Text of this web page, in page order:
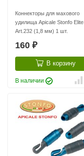
Коннекторы для махового
удилища Apicale Stonfo Elite
Art.232 (1,8 мм) 1 шт.
160 ₽
В корзину
В наличии